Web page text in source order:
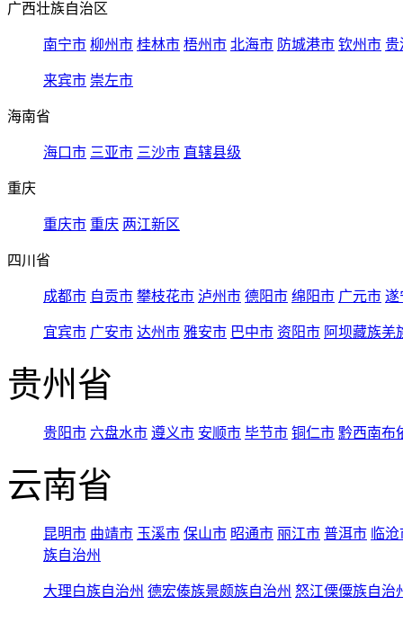
广西壮族自治区
南宁市 柳州市 桂林市 梧州市 北海市 防城港市 钦州市 贵
来宾市 崇左市
海南省
海口市 三亚市 三沙市 直辖县级
重庆
重庆市 重庆 两江新区
四川省
成都市 自贡市 攀枝花市 泸州市 德阳市 绵阳市 广元市 遂
宜宾市 广安市 达州市 雅安市 巴中市 资阳市 阿坝藏族羌
贵州省
贵阳市 六盘水市 遵义市 安顺市 毕节市 铜仁市 黔西南布
云南省
昆明市 曲靖市 玉溪市 保山市 昭通市 丽江市 普洱市 临
族自治州
大理白族自治州 德宏傣族景颇族自治州 怒江傈僳族自治